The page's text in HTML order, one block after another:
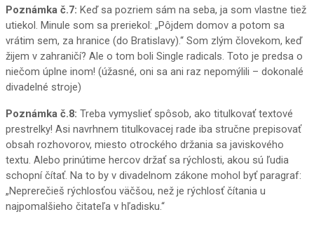
Poznámka č.7: Keď sa pozriem sám na seba, ja som vlastne tiež
utiekol. Minule som sa preriekol: „Pôjdem domov a potom sa
vrátim sem, za hranice (do Bratislavy).“ Som zlým človekom, keď
žijem v zahraničí? Ale o tom boli Single radicals. Toto je predsa o
niečom úplne inom! (úžasné, oni sa ani raz nepomýlili – dokonalé
divadelné stroje)
Poznámka č.8: Treba vymyslieť spôsob, ako titulkovať textové
prestrelky! Asi navrhnem titulkovacej rade iba stručne prepisovať
obsah rozhovorov, miesto otrockého držania sa javiskového
textu. Alebo prinútime hercov držať sa rýchlosti, akou sú ľudia
schopní čítať. Na to by v divadelnom zákone mohol byť paragraf:
„Neprerečieš rýchlosťou väčšou, než je rýchlosť čítania u
najpomalšieho čitateľa v hľadisku.“